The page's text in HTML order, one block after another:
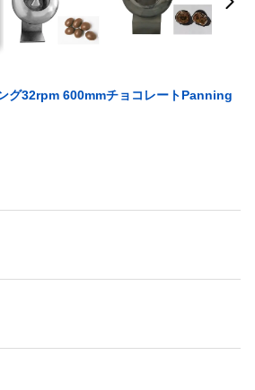
グ32rpm 600mmチョコレートPanning